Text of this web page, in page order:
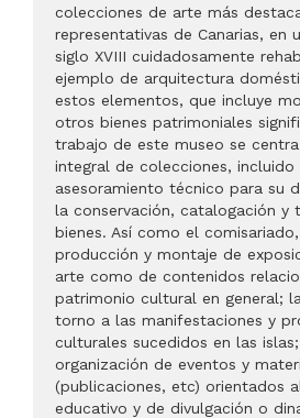
colecciones de arte más
representativas de Canarias, en
siglo XVIII cuidadosamente
ejemplo de arquitectura
estos elementos, que incluye
otros bienes patrimoniales
trabajo de este museo se
integral de colecciones, incluido
asesoramiento técnico para su
la conservación, catalogación y
bienes. Así como el
producción y montaje de
arte como de contenidos
patrimonio cultural en general;
torno a las manifestaciones y
culturales sucedidos en las
organización de eventos y
(publicaciones, etc) orientados
educativo y de divulgación o